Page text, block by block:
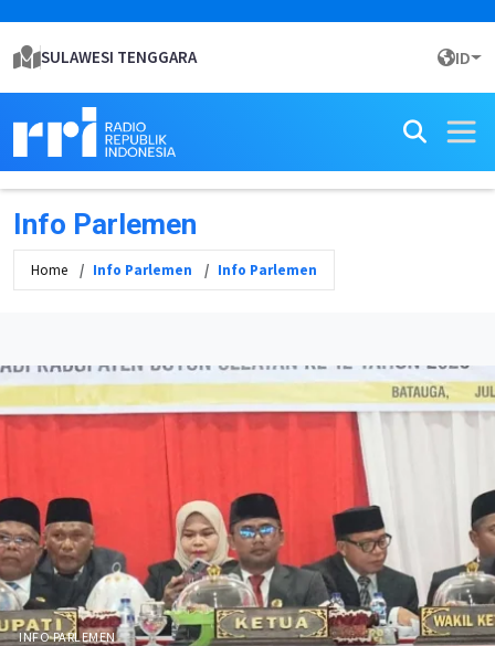
SULAWESI TENGGARA ID
Info Parlemen
Home Info Parlemen Info Parlemen
INFO PARLEMEN